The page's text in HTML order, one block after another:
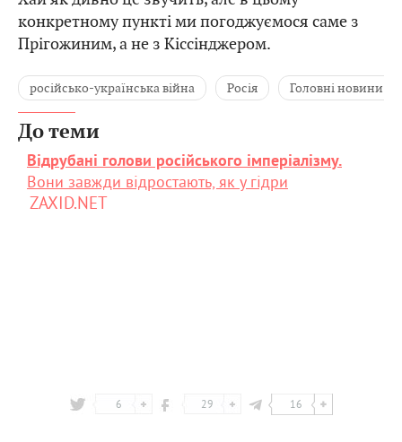
конкретному пункті ми погоджуємося саме з
Прігожиним, а не з Кіссінджером.
російсько-українська війна Росія Головні новини
До теми
Відрубані голови російського імперіалізму.
Вони завжди відростають, як у гідри
ZAXID.NET
6 29 16